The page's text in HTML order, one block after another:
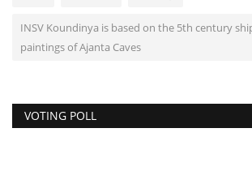
INSV Koundinya is based on the 5th century
paintings of Ajanta Caves
VOTING POLL